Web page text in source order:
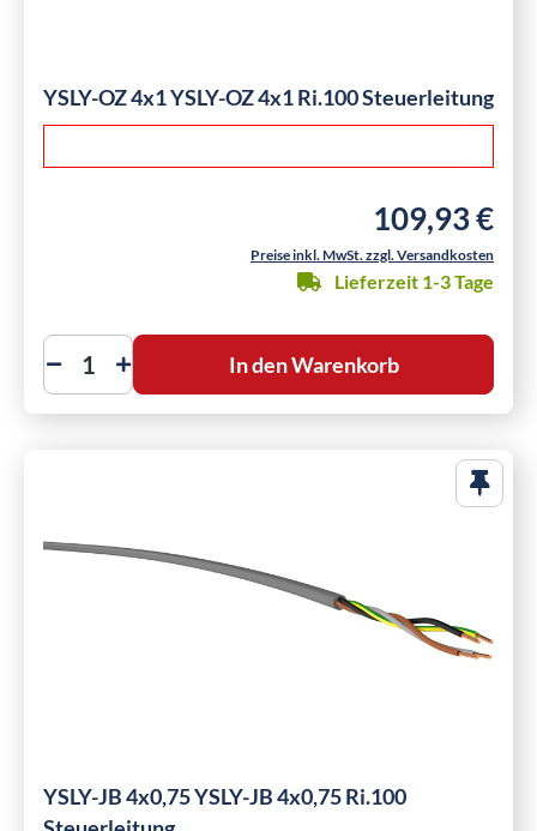
YSLY-OZ 4x1 YSLY-OZ 4x1 Ri.100 Steuerleitung
Regulärer Preis:
109,93 €
Preise inkl. MwSt. zzgl. Versandkosten
Lieferzeit 1-3 Tage
In den Warenkorb
YSLY-JB 4x0,75 YSLY-JB 4x0,75 Ri.100